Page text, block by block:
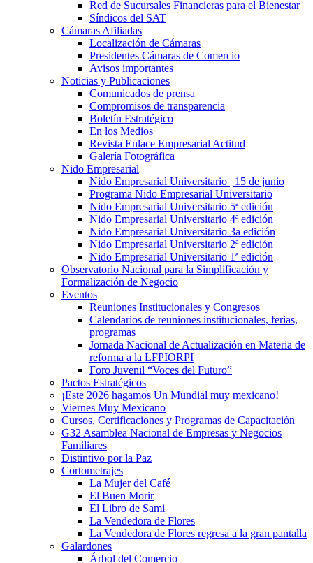
Red de Sucursales Financieras para el Bienestar
Síndicos del SAT
Cámaras Afiliadas
Localización de Cámaras
Presidentes Cámaras de Comercio
Avisos importantes
Noticias y Publicaciones
Comunicados de prensa
Compromisos de transparencia
Boletín Estratégico
En los Medios
Revista Enlace Empresarial Actitud
Galería Fotográfica
Nido Empresarial
Nido Empresarial Universitario | 15 de junio
Programa Nido Empresarial Universitario
Nido Empresarial Universitario 5ª edición
Nido Empresarial Universitario 4ª edición
Nido Empresarial Universitario 3a edición
Nido Empresarial Universitario 2ª edición
Nido Empresarial Universitario 1ª edición
Observatorio Nacional para la Simplificación y
Formalización de Negocio
Eventos
Reuniones Institucionales y Congresos
Calendarios de reuniones institucionales, ferias,
programas
Jornada Nacional de Actualización en Materia de
reforma a la LFPIORPI
Foro Juvenil “Voces del Futuro”
Pactos Estratégicos
¡Este 2026 hagamos Un Mundial muy mexicano!
Viernes Muy Mexicano
Cursos, Certificaciones y Programas de Capacitación
G32 Asamblea Nacional de Empresas y Negocios
Familiares
Distintivo por la Paz
Cortometrajes
La Mujer del Café
El Buen Morir
El Libro de Sami
La Vendedora de Flores
La Vendedora de Flores regresa a la gran pantalla
Galardones
Árbol del Comercio